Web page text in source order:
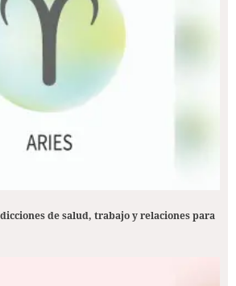
de salud, trabajo y relaciones para